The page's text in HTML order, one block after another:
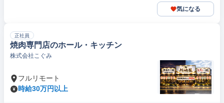
気になる
正社員
焼肉専門店のホール・キッチン
株式会社こぐみ
フルリモート
時給30万円以上